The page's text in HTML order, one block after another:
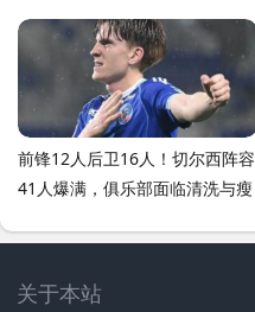
前锋12人后卫16人！切尔西阵容
41人爆满，俱乐部面临清洗与瘦
关于本站